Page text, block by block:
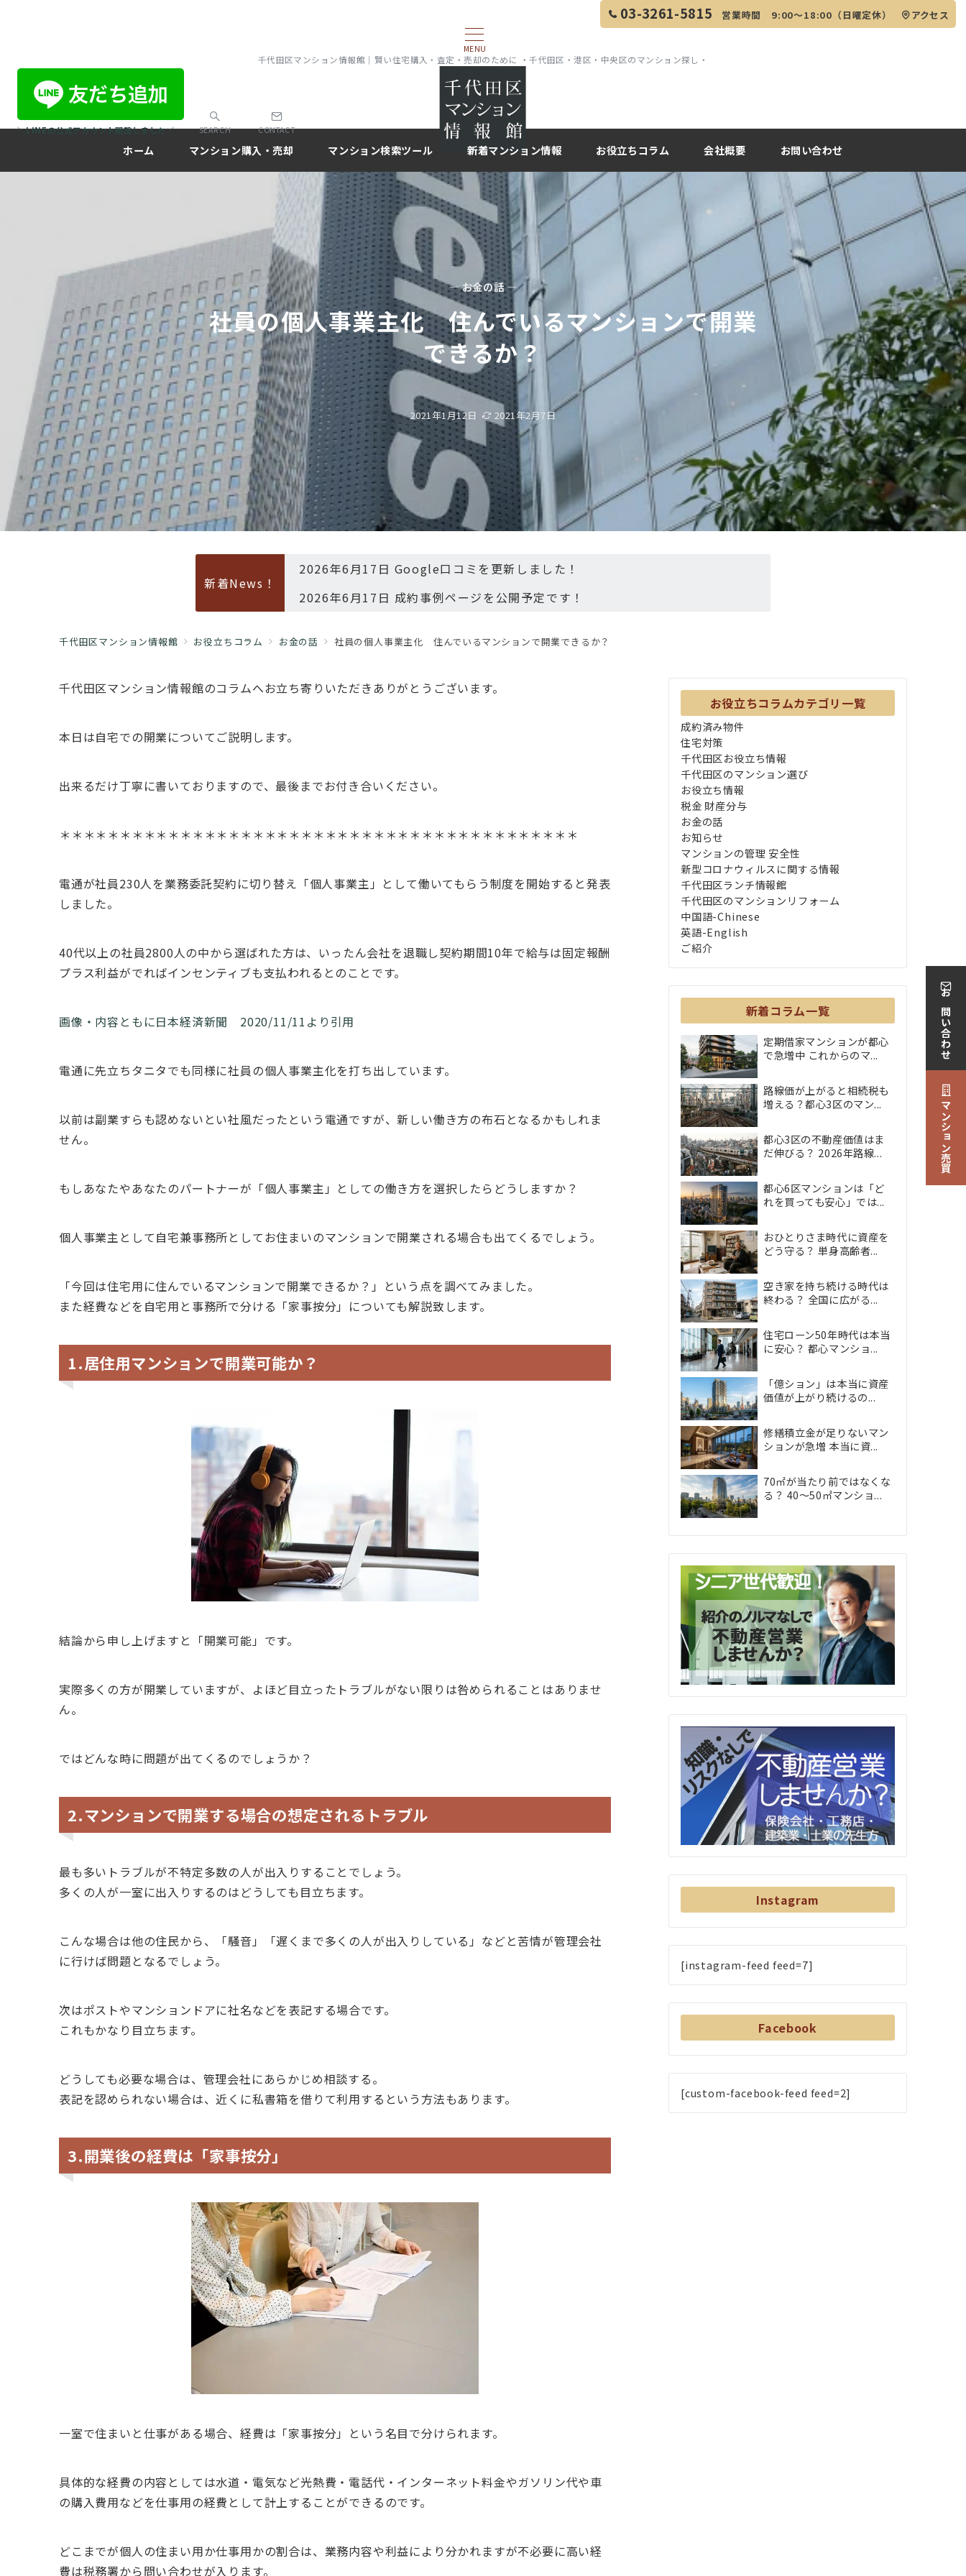
03-3261-5815 営業時間 9:00～18:00（日曜定休） アクセス
MENU
千代田区マンション情報館｜賢い住宅購入・査定・売却のために ・千代田区・港区・中央区のマンション探し・
＼LINEの公式アカウント開設しました／ SEARCH CONTACT
ホーム マンション購入・売却 マンション検索ツール 新着マンション情報 お役立ちコラム 会社概要 お問い合わせ
— お金の話 —
社員の個人事業主化 住んでいるマンションで開業
できるか？
2021年1月12日 2021年2月7日
新着News！
2026年6月17日 Google口コミを更新しました！
2026年6月17日 成約事例ページを公開予定です！
千代田区マンション情報館 お役立ちコラム お金の話 社員の個人事業主化 住んでいるマンションで開業できるか？
千代田区マンション情報館のコラムへお立ち寄りいただきありがとうございます。
本日は自宅での開業についてご説明します。
出来るだけ丁寧に書いておりますので、最後までお付き合いください。
＊＊＊＊＊＊＊＊＊＊＊＊＊＊＊＊＊＊＊＊＊＊＊＊＊＊＊＊＊＊＊＊＊＊＊＊＊＊＊＊＊＊＊
電通が社員230人を業務委託契約に切り替え「個人事業主」として働いてもらう制度を開始すると発表
しました。
40代以上の社員2800人の中から選ばれた方は、いったん会社を退職し契約期間10年で給与は固定報酬
プラス利益がでればインセンティブも支払われるとのことです。
画像・内容ともに日本経済新聞 2020/11/11より引用
電通に先立ちタニタでも同様に社員の個人事業主化を打ち出しています。
以前は副業すらも認めないとい社風だったという電通ですが、新しい働き方の布石となるかもしれま
せん。
もしあなたやあなたのパートナーが「個人事業主」としての働き方を選択したらどうしますか？
個人事業主として自宅兼事務所としてお住まいのマンションで開業される場合も出てくるでしょう。
「今回は住宅用に住んでいるマンションで開業できるか？」という点を調べてみました。
また経費などを自宅用と事務所で分ける「家事按分」についても解説致します。
1.居住用マンションで開業可能か？
結論から申し上げますと「開業可能」です。
実際多くの方が開業していますが、よほど目立ったトラブルがない限りは咎められることはありませ
ん。
ではどんな時に問題が出てくるのでしょうか？
2.マンションで開業する場合の想定されるトラブル
最も多いトラブルが不特定多数の人が出入りすることでしょう。
多くの人が一室に出入りするのはどうしても目立ちます。
こんな場合は他の住民から、「騒音」「遅くまで多くの人が出入りしている」などと苦情が管理会社
に行けば問題となるでしょう。
次はポストやマンションドアに社名などを表記する場合です。
これもかなり目立ちます。
どうしても必要な場合は、管理会社にあらかじめ相談する。
表記を認められない場合は、近くに私書箱を借りて利用するという方法もあります。
3.開業後の経費は「家事按分」
一室で住まいと仕事がある場合、経費は「家事按分」という名目で分けられます。
具体的な経費の内容としては水道・電気など光熱費・電話代・インターネット料金やガソリン代や車
の購入費用などを仕事用の経費として計上することができるのです。
どこまでが個人の住まい用か仕事用かの割合は、業務内容や利益により分かれますが不必要に高い経
費は税務署から問い合わせが入ります。
お役立ちコラムカテゴリ一覧
成約済み物件
住宅対策
千代田区お役立ち情報
千代田区のマンション選び
お役立ち情報
税金 財産分与
お金の話
お知らせ
マンションの管理 安全性
新型コロナウィルスに関する情報
千代田区ランチ情報館
千代田区のマンションリフォーム
中国語-Chinese
英語-English
ご紹介
新着コラム一覧
定期借家マンションが都心
で急増中 これからのマ...
路線価が上がると相続税も
増える？都心3区のマン...
都心3区の不動産価値はま
だ伸びる？ 2026年路線...
都心6区マンションは「ど
れを買っても安心」では...
おひとりさま時代に資産を
どう守る？ 単身高齢者...
空き家を持ち続ける時代は
終わる？ 全国に広がる...
住宅ローン50年時代は本当
に安心？ 都心マンショ...
「億ション」は本当に資産
価値が上がり続けるの...
修繕積立金が足りないマン
ションが急増 本当に資...
70㎡が当たり前ではなくな
る？ 40〜50㎡マンショ...
Instagram
[instagram-feed feed=7]
Facebook
[custom-facebook-feed feed=2]
お問い合わせ
マンション売買